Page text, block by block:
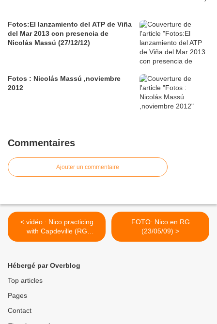
Fotos:El lanzamiento del ATP de Viña
del Mar 2013 con presencia de
Nicolás Massú (27/12/12)
Fotos : Nicolás Massú ,noviembre
2012
Commentaires
Ajouter un commentaire
< vidéo : Nico practicing
with Capdeville (RG
23/05/2009)
FOTO: Nico en RG
(23/05/09) >
Hébergé par Overblog
Top articles
Pages
Contact